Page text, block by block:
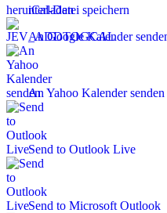
iCal-Datei speichern
An Google Kalender
An Yahoo Kalender senden
Send to Outlook Live
Send to Microsoft Outlook